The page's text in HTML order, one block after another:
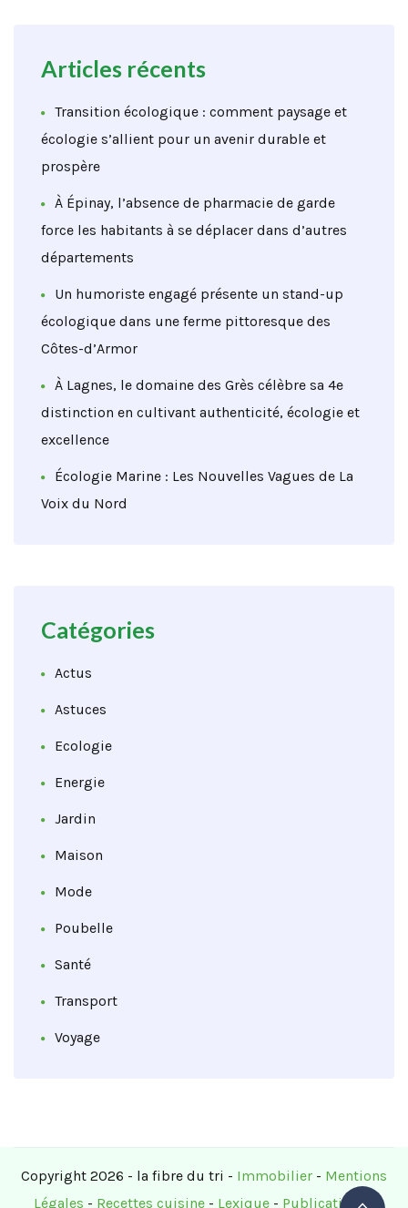
Articles récents
Transition écologique : comment paysage et
écologie s’allient pour un avenir durable et
prospère
À Épinay, l’absence de pharmacie de garde
force les habitants à se déplacer dans d’autres
départements
Un humoriste engagé présente un stand-up
écologique dans une ferme pittoresque des
Côtes-d’Armor
À Lagnes, le domaine des Grès célèbre sa 4e
distinction en cultivant authenticité, écologie et
excellence
Écologie Marine : Les Nouvelles Vagues de La
Voix du Nord
Catégories
Actus
Astuces
Ecologie
Energie
Jardin
Maison
Mode
Poubelle
Santé
Transport
Voyage
Copyright 2026 - la fibre du tri - Immobilier - Mentions
Légales - Recettes cuisine- Lexique- Publications-